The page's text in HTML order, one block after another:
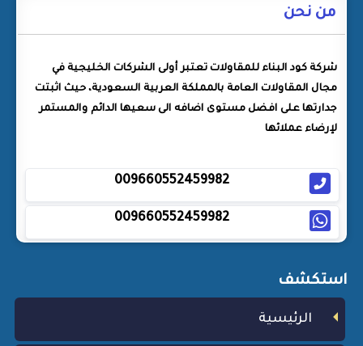
من نحن
شركة كود البناء للمقاولات تعتبر أولى الشركات الخليجية في
مجال المقاولات العامة بالمملكة العربية السعودية، حيث اثبتت
جدارتها على افضل مستوى اضافه الى سعيها الدائم والمستمر
لإرضاء عملائها
009660552459982
009660552459982
استكشف
الرئيسية